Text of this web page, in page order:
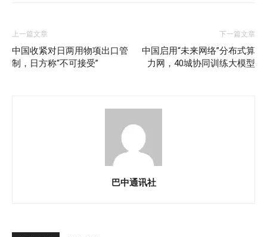
上一篇文章
中国收紧对日两用物项出口管
制，日方称“不可接受”
下一篇文章
中国启用“未来网络”分布式算
力网，40城协同训练大模型
巴中通讯社